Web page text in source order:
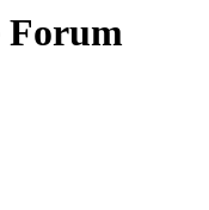
Forum